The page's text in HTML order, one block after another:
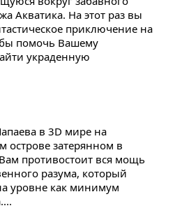
Акватика. На этот раз вы
приключение на
помочь Вашему
украденную
в 3D мире на
острове затерянном в
противостоит вся мощь
разума, который
уровне как минимум